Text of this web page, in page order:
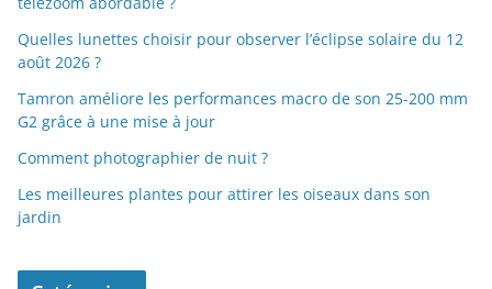
Quelles lunettes choisir pour observer l’éclipse solaire du 12
août 2026 ?
Tamron améliore les performances macro de son 25-200 mm
G2 grâce à une mise à jour
Comment photographier de nuit ?
Les meilleures plantes pour attirer les oiseaux dans son
jardin